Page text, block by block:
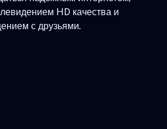
HD качества и
с друзьями.